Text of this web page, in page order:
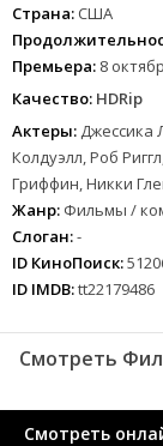
Страна: США
Премьера: 8
Качество: HDRip
Актеры: Джессика
Колдуэлл, Роб
Гриффин, Никки
Жанр: Фильмы /
Слоган:-
ID КиноПоиск:
ID IMDB:tt22179486
Смотреть
Смотреть